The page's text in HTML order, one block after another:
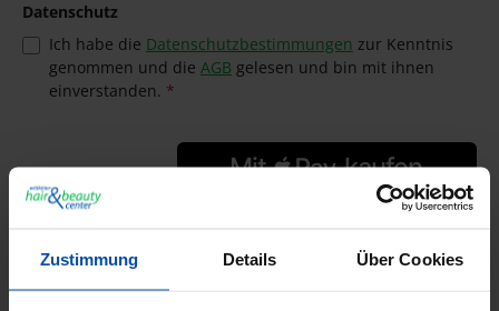
Zustimmung Details Über Cookies
Datenschutz
Ich habe die Datenschutzbestimmungen zur Kenntnis
genommen und die AGB gelesen und bin mit ihnen
einverstanden. *
5414343000200
Hersteller:
Olivia Garden